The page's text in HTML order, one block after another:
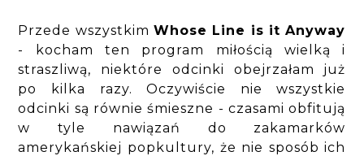
Przede wszystkimWhose Line is it Anyway
- kocham ten program miłością wielką i
straszliwą, niektóre odcinki obejrzałam już
po kilka razy. Oczywiście nie wszystkie
odcinki są równie śmieszne - czasami obfitują
w tyle nawiązań do zakamarków
amerykańskiej popkultury, że nie sposób ich